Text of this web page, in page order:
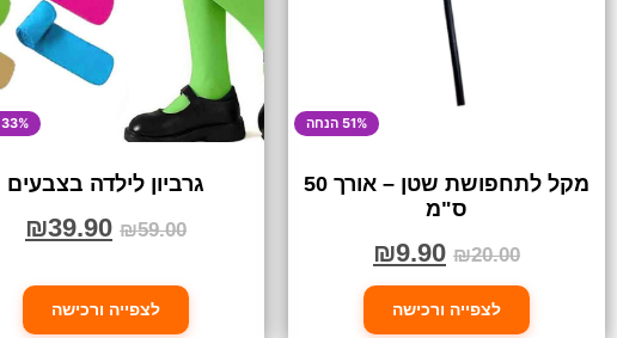
51% הנחה
מקל לתחפושת שטן – אורך 50
ס"מ
₪20.00
₪9.90
לצפייה ורכישה
33% הנחה
גרביון לילדה בצבעים
₪59.00
₪39.90
לצפייה ורכישה